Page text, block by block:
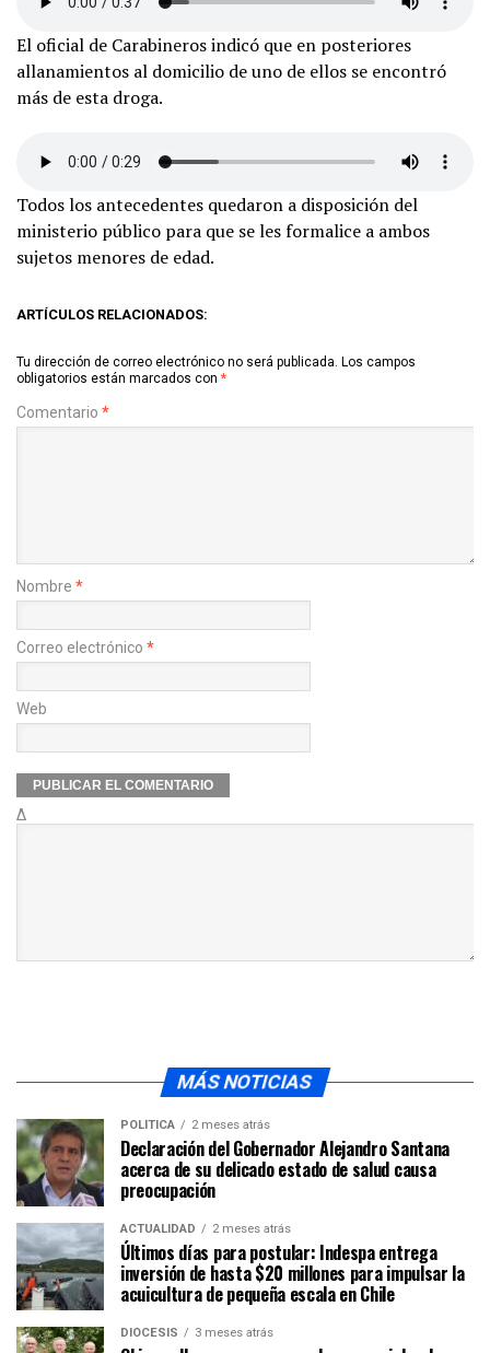
El oficial de Carabineros indicó que en posteriores
allanamientos al domicilio de uno de ellos se encontró
más de esta droga.
Todos los antecedentes quedaron a disposición del
ministerio público para que se les formalice a ambos
sujetos menores de edad.
ARTÍCULOS RELACIONADOS:
Tu dirección de correo electrónico no será publicada. Los campos
obligatorios están marcados con *
Comentario *
Nombre *
Correo electrónico *
Web
Δ
MÁS NOTICIAS
POLÍTICA 2 meses atrás
Declaración del Gobernador Alejandro Santana
acerca de su delicado estado de salud causa
preocupación
ACTUALIDAD 2 meses atrás
Últimos días para postular: Indespa entrega
inversión de hasta $20 millones para impulsar la
acuicultura de pequeña escala en Chile
DIÓCESIS 3 meses atrás